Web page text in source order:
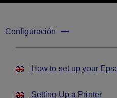
Configuración
How to set up your
Setting Up a Printer